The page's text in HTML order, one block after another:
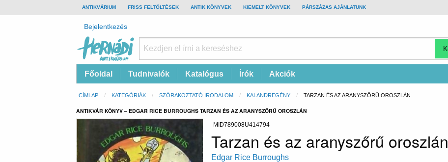
TOP
BAR
ANTIKVÁRIUM FRISS FELTÖLTÉSEK ANTIK KÖNYVEK KIEMELT KÖNYVEK PÁRSZÁZAS AJÁNLATUNK
Felhasználói
fiók
menüje
Bejelentkezés
Antikvárium
Online
Fő
navigáció
Főoldal Tudnivalók Katalógus Írók Akciók
Morzsa
CÍMLAP KATEGÓRIÁK SZÓRAKOZTATÓ IRODALOM KALANDREGÉNY CURRENT:
TARZAN ÉS AZ ARANYSZŐRŰ OROSZLÁN
ANTIKVÁR KÖNYV – EDGAR RICE BURROUGHS TARZAN ÉS AZ ARANYSZŐRŰ OROSZLÁN
MID789008U414794
Tarzan és az aranyszőrű oroszlán
Edgar Rice Burroughs